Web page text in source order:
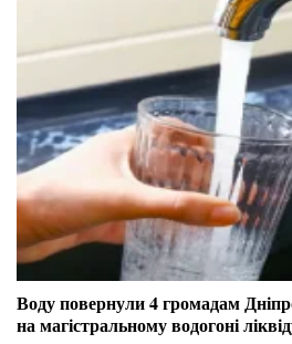
Воду повернули 4 громадам
на магістральному водогоні